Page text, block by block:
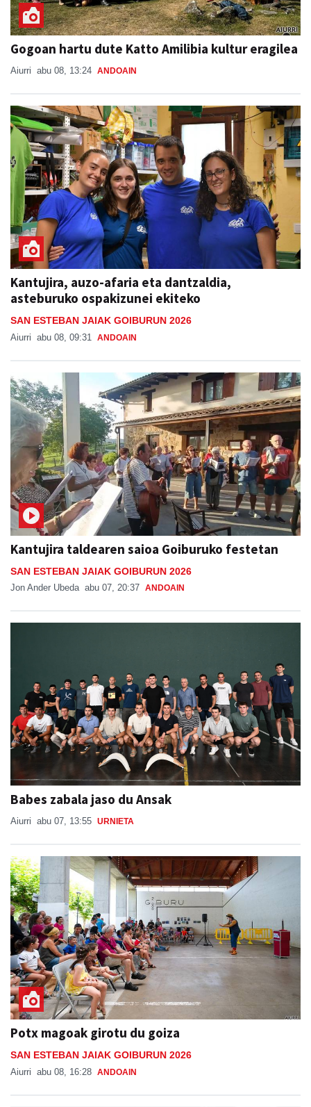
Gogoan hartu dute Katto Amilibia kultur eragilea
Aiurri abu 08, 13:24 ANDOAIN
Kantujira, auzo-afaria eta dantzaldia,
asteburuko ospakizunei ekiteko
SAN ESTEBAN JAIAK GOIBURUN 2026
Aiurri abu 08, 09:31 ANDOAIN
Kantujira taldearen saioa Goiburuko festetan
SAN ESTEBAN JAIAK GOIBURUN 2026
Jon Ander Ubeda abu 07, 20:37 ANDOAIN
Babes zabala jaso du Ansak
Aiurri abu 07, 13:55 URNIETA
Potx magoak girotu du goiza
SAN ESTEBAN JAIAK GOIBURUN 2026
Aiurri abu 08, 16:28 ANDOAIN